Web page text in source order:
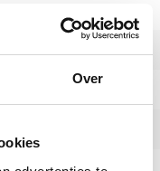
Over
44 cm